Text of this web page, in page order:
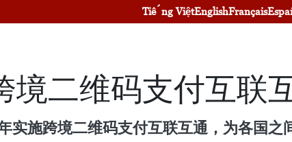
Tiếng ViệtEnglishFrançais
境二维码支付互联
实施跨境二维码支付互联互通，为各国之